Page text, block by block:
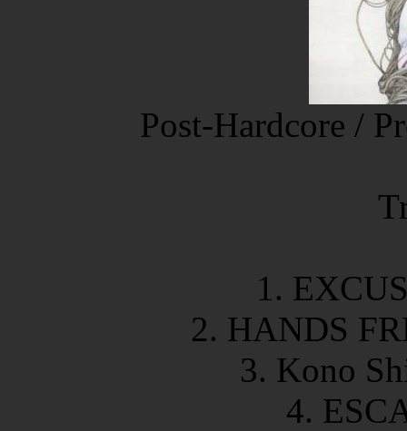
Post-Hardcore /
1.
2. HANDS
3. Kono
4.